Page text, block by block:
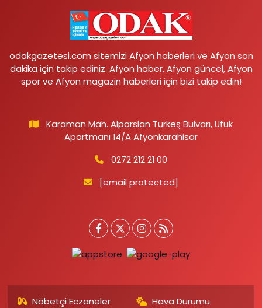
odakgazetesi.com sitemizi Afyon haberleri ve Afyon son
dakika için takip ediniz. Afyon haber, Afyon güncel, Afyon
spor ve Afyon magazin haberleri için bizi takip edin!
Karaman Mah. Alparslan Türkeş Bulvarı, Ufuk
Apartmanı 14/A Afyonkarahisar
0272 212 21 00
[email protected]
Nöbetçi Eczaneler Hava Durumu